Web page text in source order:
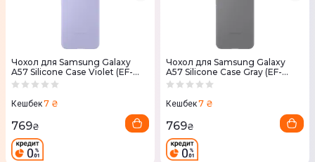
Чохол для Samsung Galaxy
A57 Silicone Case Violet (EF-
PA576CVEGWW)
Кешбек7 ₴
769₴
Чохол для Samsung Galaxy
A57 Silicone Case Gray (EF-
PA576CJEGWW)
Кешбек7 ₴
769₴